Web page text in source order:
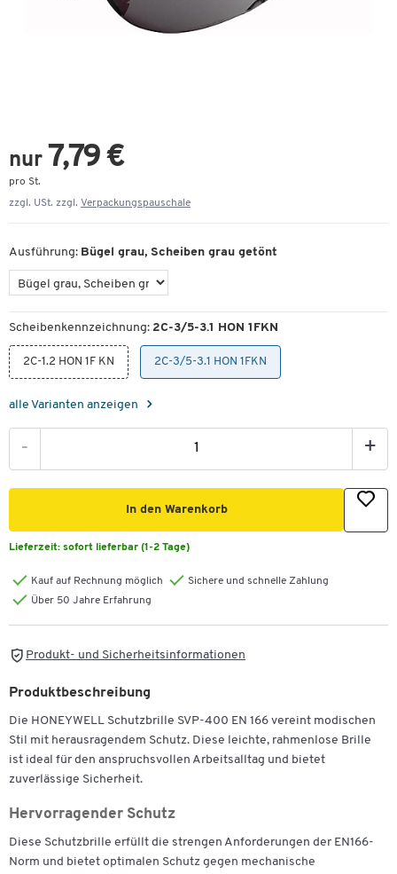
nur 7,79 €
pro St.
zzgl. USt. zzgl. Verpackungspauschale
Ausführung: Bügel grau, Scheiben grau getönt
Scheibenkennzeichnung: 2C-3/5-3.1 HON 1FKN
2C-1.2 HON 1F KN 2C-3/5-3.1 HON 1FKN
alle Varianten anzeigen
- +
In den Warenkorb
Lieferzeit: sofort lieferbar (1-2 Tage)
Kauf auf Rechnung möglich
Sichere und schnelle Zahlung
Über 50 Jahre Erfahrung
Produkt- und Sicherheitsinformationen
Produktbeschreibung
Die HONEYWELL Schutzbrille SVP-400 EN 166 vereint modischen
Stil mit herausragendem Schutz. Diese leichte, rahmenlose Brille
ist ideal für den anspruchsvollen Arbeitsalltag und bietet
zuverlässige Sicherheit.
Hervorragender Schutz
Diese Schutzbrille erfüllt die strengen Anforderungen der EN166-
Norm und bietet optimalen Schutz gegen mechanische